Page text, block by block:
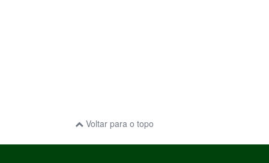
Voltar para o topo